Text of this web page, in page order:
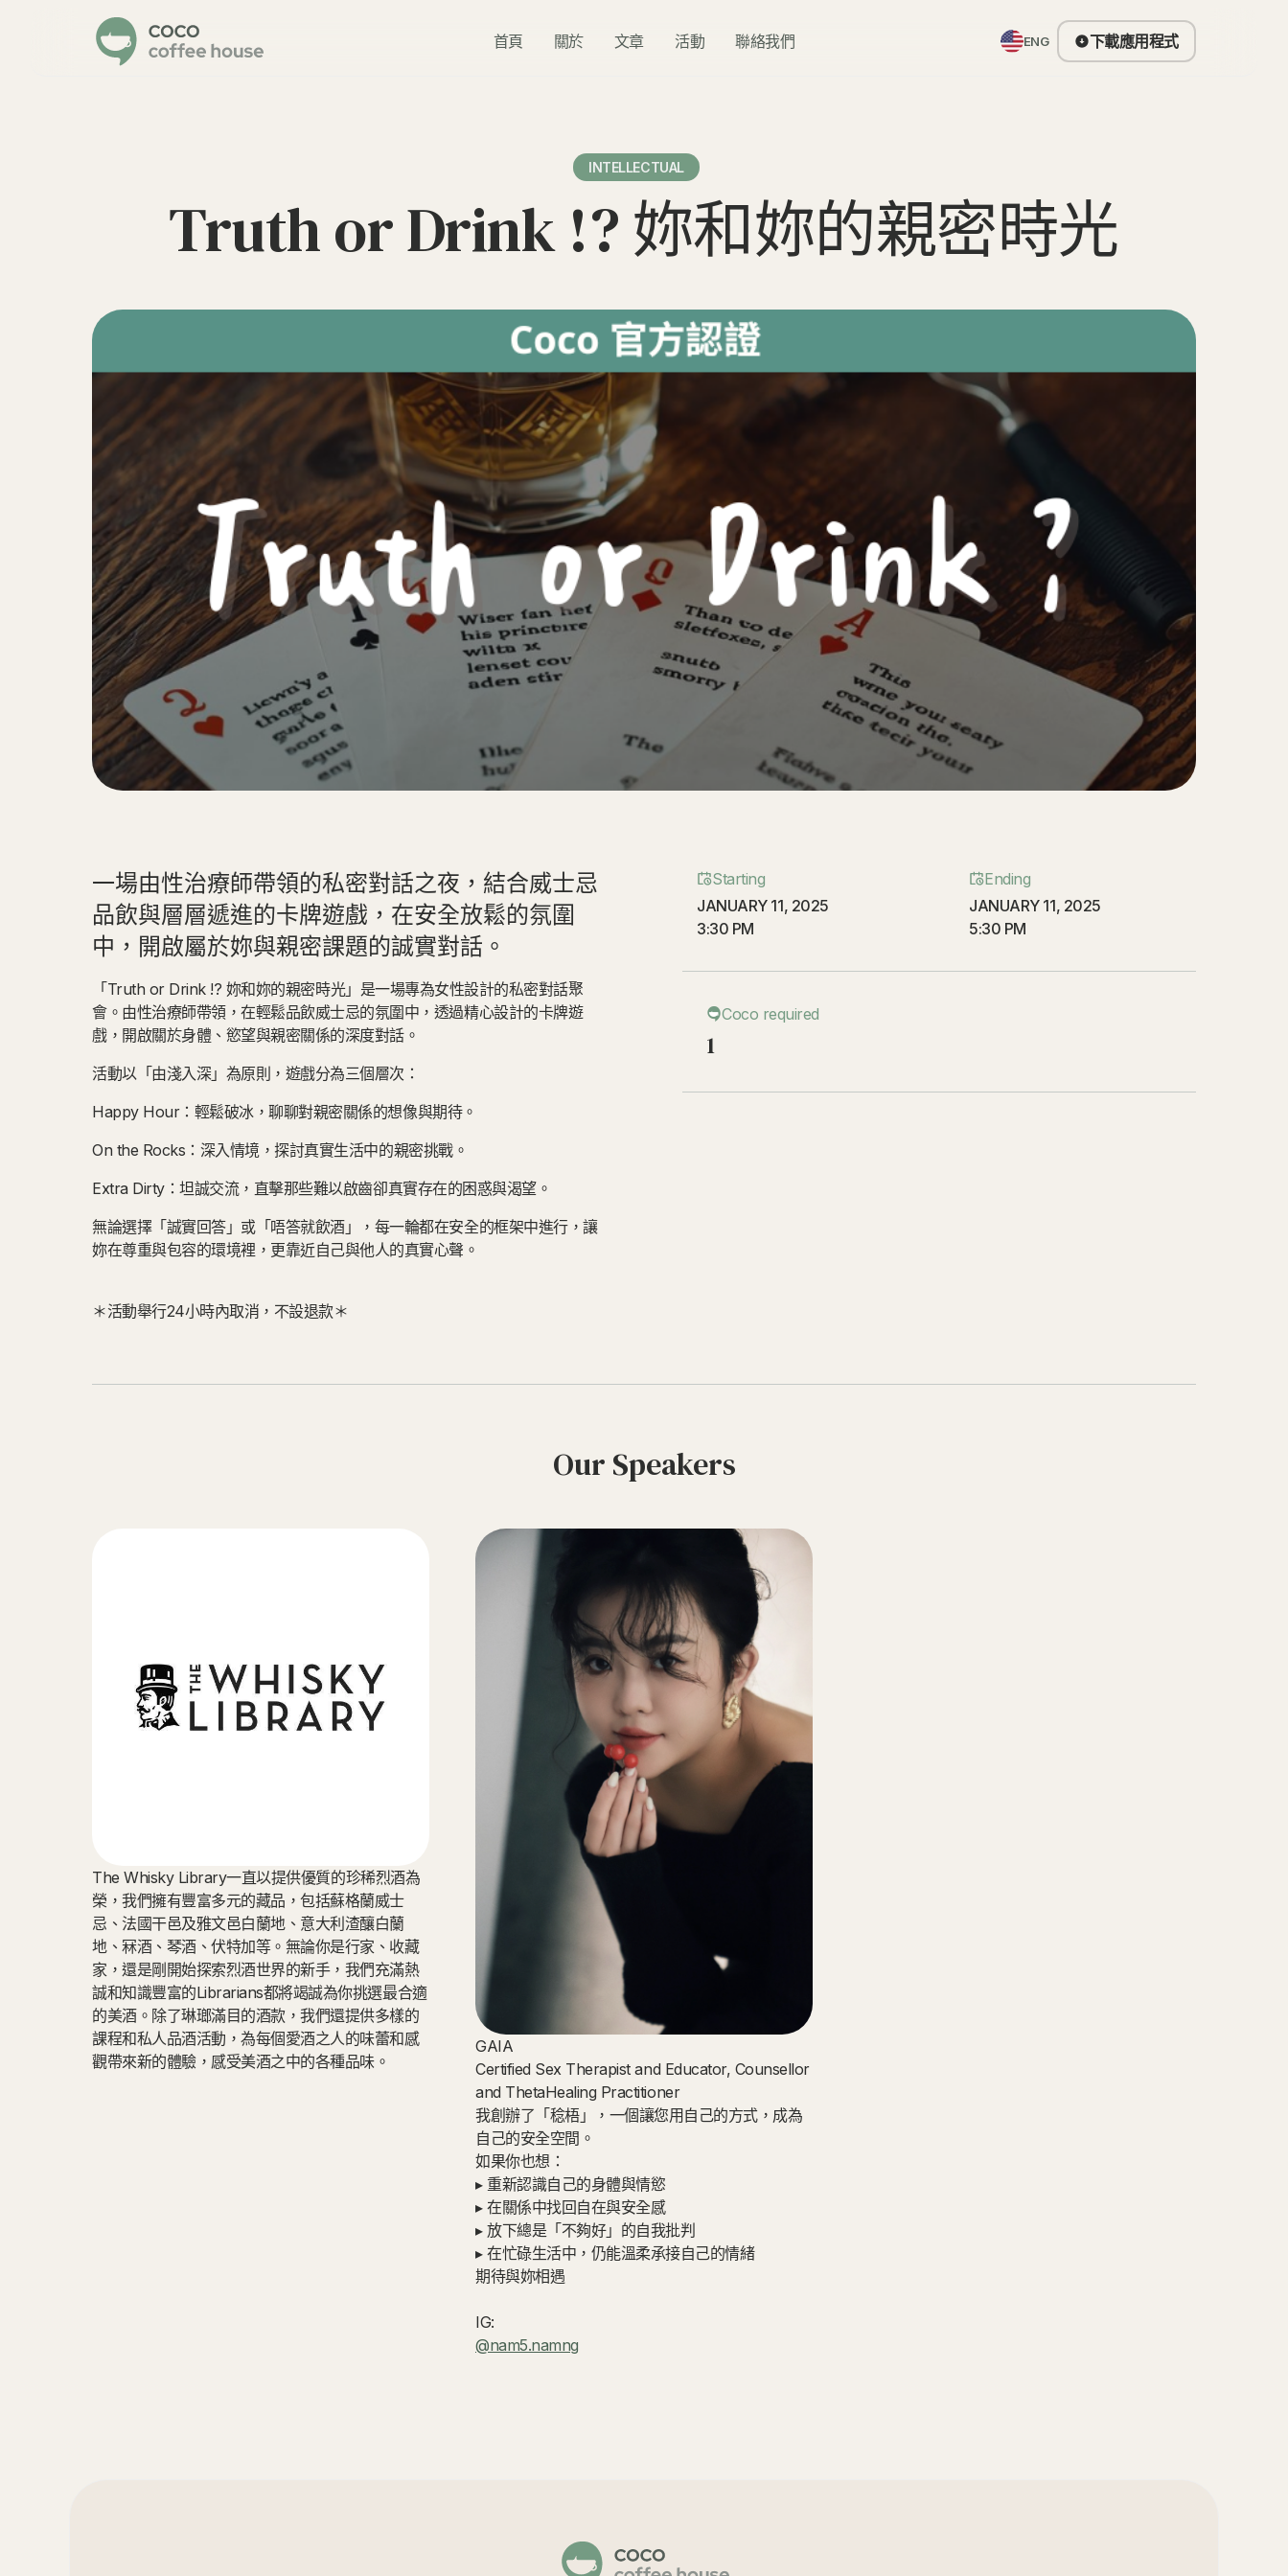
首頁 關於 文章 活動 聯絡我們 ENG 下載應用程式
INTELLECTUAL
Truth or Drink !? 妳和妳的親密時光
一場由性治療師帶領的私密對話之夜，結合威士忌
品飲與層層遞進的卡牌遊戲，在安全放鬆的氛圍
中，開啟屬於妳與親密課題的誠實對話。
「Truth or Drink !? 妳和妳的親密時光」是一場專為女性設計的私密對話聚
會。由性治療師帶領，在輕鬆品飲威士忌的氛圍中，透過精心設計的卡牌遊
戲，開啟關於身體、慾望與親密關係的深度對話。
活動以「由淺入深」為原則，遊戲分為三個層次：
Happy Hour：輕鬆破冰，聊聊對親密關係的想像與期待。
On the Rocks：深入情境，探討真實生活中的親密挑戰。
Extra Dirty：坦誠交流，直擊那些難以啟齒卻真實存在的困惑與渴望。
無論選擇「誠實回答」或「唔答就飲酒」，每一輪都在安全的框架中進行，讓
妳在尊重與包容的環境裡，更靠近自己與他人的真實心聲。
＊活動舉行24小時內取消，不設退款＊
Starting
JANUARY 11, 2025
3:30 PM
Ending
JANUARY 11, 2025
5:30 PM
Coco required
1
Our Speakers
The Whisky Library一直以提供優質的珍稀烈酒為
榮，我們擁有豐富多元的藏品，包括蘇格蘭威士
忌、法國干邑及雅文邑白蘭地、意大利渣釀白蘭
地、冧酒、琴酒、伏特加等。無論你是行家、收藏
家，還是剛開始探索烈酒世界的新手，我們充滿熱
誠和知識豐富的Librarians都將竭誠為你挑選最合適
的美酒。除了琳瑯滿目的酒款，我們還提供多樣的
課程和私人品酒活動，為每個愛酒之人的味蕾和感
觀帶來新的體驗，感受美酒之中的各種品味。
GAIA
Certified Sex Therapist and Educator, Counsellor
and ThetaHealing Practitioner
我創辦了「稔梧」，一個讓您用自己的方式，成為
自己的安全空間。
如果你也想：
▸ 重新認識自己的身體與情慾
▸ 在關係中找回自在與安全感
▸ 放下總是「不夠好」的自我批判
▸ 在忙碌生活中，仍能溫柔承接自己的情緒
期待與妳相遇
IG:
@nam5.namng